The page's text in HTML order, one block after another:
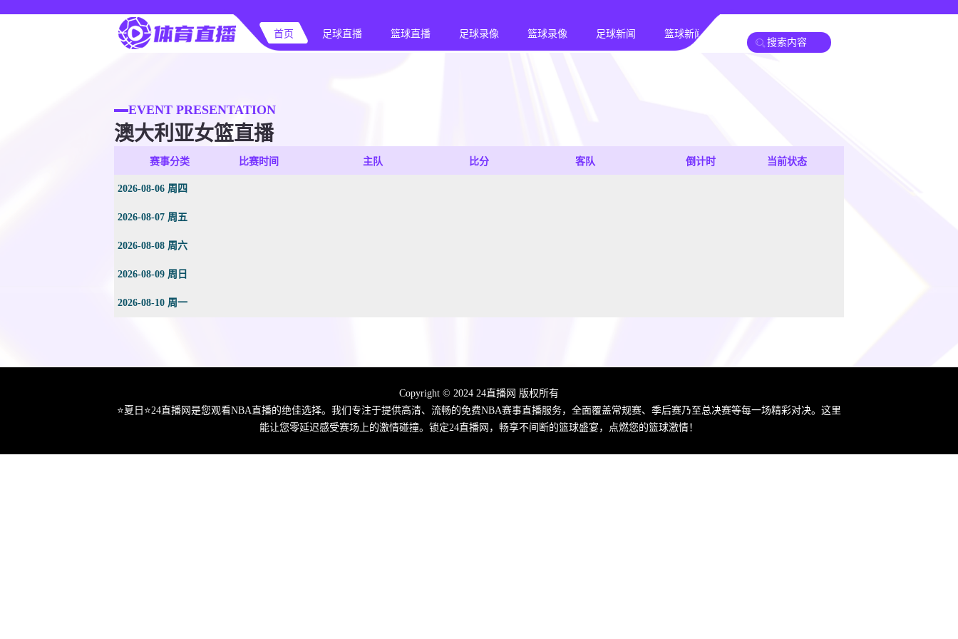
首页 足球直播 篮球直播 足球录像 篮球录像 足球新闻 篮球新闻
EVENT PRESENTATION
澳大利亚女篮直播
赛事分类 比赛时间 主队 比分 客队 倒计时 当前状态
2026-08-06 周四
2026-08-07 周五
2026-08-08 周六
2026-08-09 周日
2026-08-10 周一
Copyright © 2024 24直播网 版权所有
⭐️夏日⭐24直播网是您观看NBA直播的绝佳选择。我们专注于提供高清、流畅的免费NBA赛事直播服务，全面覆盖常规赛、季后赛乃至总决赛等每一场精彩对决。这里
能让您零延迟感受赛场上的激情碰撞。锁定24直播网，畅享不间断的篮球盛宴，点燃您的篮球激情！